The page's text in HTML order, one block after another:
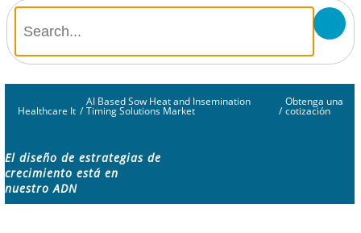
Healthcare It /
AI Based Sow Heat and Insemination
Timing Solutions Market /
Obtenga una
cotización
El diseño de estrategias de
crecimiento está en
nuestro ADN